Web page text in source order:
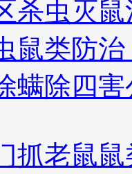
杀虫灭
鼠类防
螨除四
抓老鼠